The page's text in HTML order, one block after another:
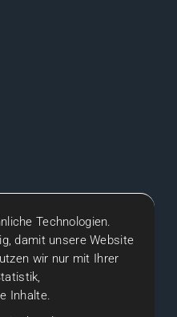
Technologien.
damit unsere Website
wir nur mit Ihrer
Inhalte.